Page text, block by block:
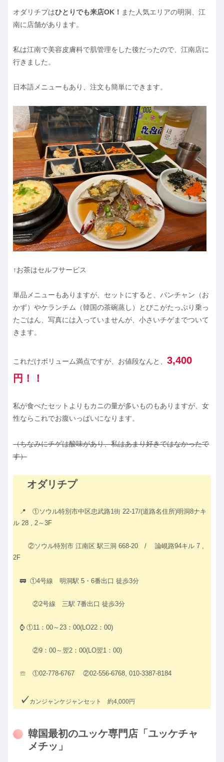
オダリチプはひとりでも来店OK！ また人気エリアの明洞、江
南に店舗があります。
私は江南で美容皮膚科で肌管理をした後だったので、江南店に
行きました。
日本語メニューもあり、注文も簡単にできます。
↑お茶はセルフサービス
単品メニューもありますが、セットにすると、パンチャン（お
かず）やケランチム（韓国の茶碗蒸し）とびこがたっぷり乗っ
たごはん、写真には入っていませんが、小さいチゲまでついて
きます。
これだけボリューム満点ですが、お値段なんと、 3,400
円！！
私が食べたセットよりもカニの量が多いものもありますが、女
性ならこれでお腹いっぱいになります。
（ちなみにチゲは酸味があり、私はあまり好きではなかったで
す）
オダリチプ
📍 ①ソウル特別市中区忠武路1街 22-17/(道路名住所)明洞8ナキ
ル 28 , 2～3F
②ソウル特別市 江南区 駅三洞 668-20 / 論峴路94キル 7 ,
2F
🚃 ①4号線 明洞駅 5・6番出口 徒歩3分
②2号線 三駅 7番出口 徒歩3分
⌚ ①11：00～23：00(LO22：00)
②9：00～翌2：00(LO翌1：00)
☏ ①02-778-6767 ②02-556-6768, 010-3387-8184
✓カンジャ ンケジャンセット 約4,000円
韓国最初のユッケ専門店「ユッケチャ
メチッ」